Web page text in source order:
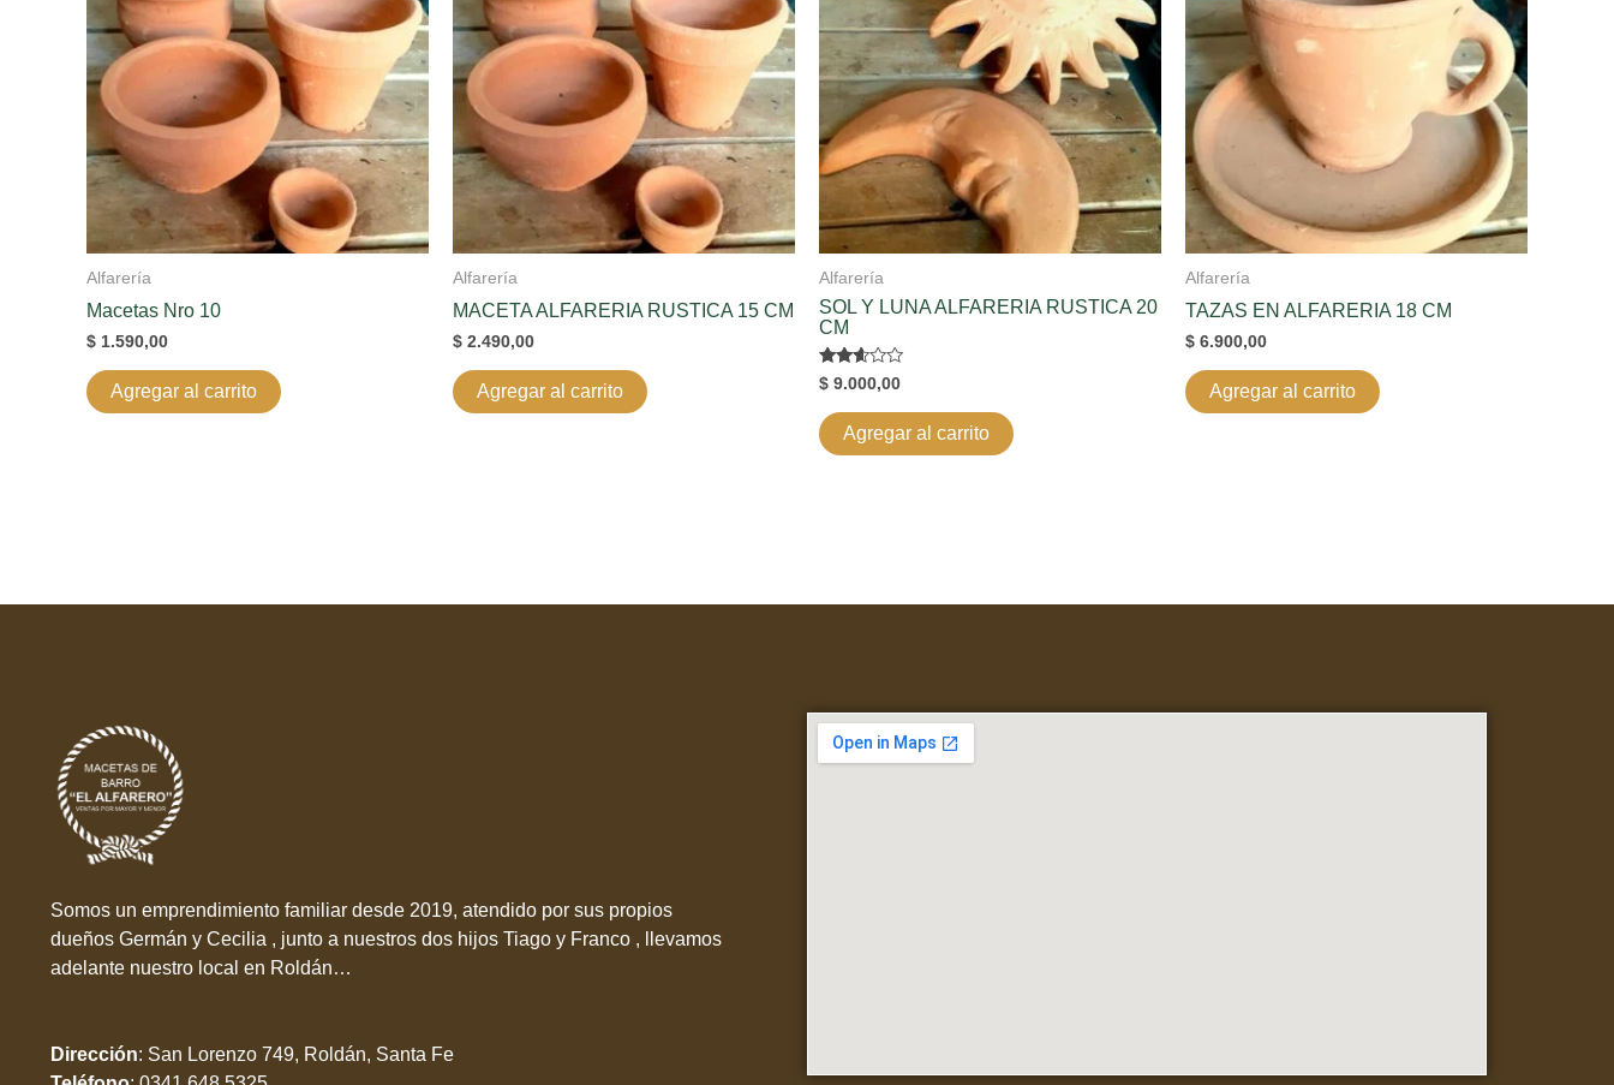
Alfarería
Macetas Nro 10
$ 1.590,00
Agregar al carrito
Alfarería
MACETA ALFARERIA RUSTICA 15 CM
$ 2.490,00
Agregar al carrito
Alfarería
SOL Y LUNA ALFARERIA RUSTICA 20
CM
Valorado
en
2.50
de 5
$ 9.000,00
Agregar al carrito
Alfarería
TAZAS EN ALFARERIA 18 CM
$ 6.900,00
Agregar al carrito
Somos un emprendimiento familiar desde 2019, atendido por sus propios
dueños Germán y Cecilia , junto a nuestros dos hijos Tiago y Franco , llevamos
adelante nuestro local en Roldán…
Dirección: San Lorenzo 749, Roldán, Santa Fe